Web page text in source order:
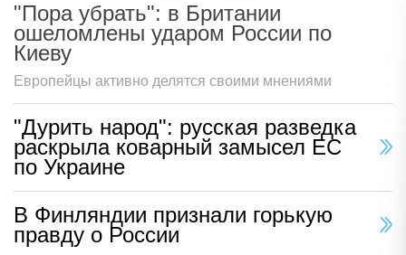
"Пора убрать": в Британии
ошеломлены ударом России по
Киеву
Европейцы активно делятся своими мнениями
"Дурить народ": русская разведка
раскрыла коварный замысел ЕС
по Украине
В Финляндии признали горькую
правду о России